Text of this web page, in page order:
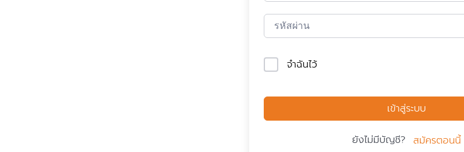
จำฉันไว้
เข้าสู่ระบบ
ยังไม่มีบัญชี? สมัครตอนนี้